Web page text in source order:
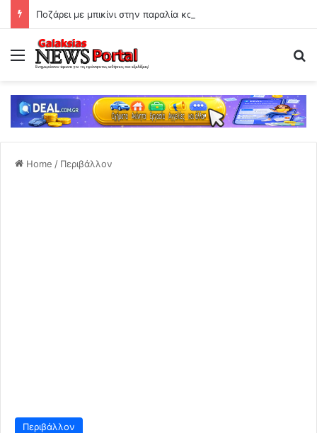
Menu
Home / Περιβάλλον
Περιβάλλον